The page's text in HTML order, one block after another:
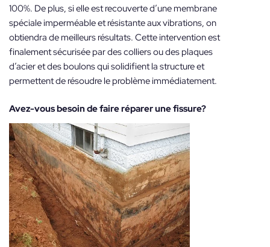
100%. De plus, si elle est recouverte d’une membrane
spéciale imperméable et résistante aux vibrations, on
obtiendra de meilleurs résultats. Cette intervention est
finalement sécurisée par des colliers ou des plaques
d’acier et des boulons qui solidifient la structure et
permettent de résoudre le problème immédiatement.
Avez-vous besoin de faire réparer une fissure?